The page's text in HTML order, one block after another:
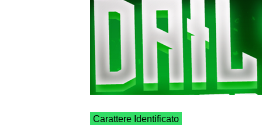
Carattere Identificato